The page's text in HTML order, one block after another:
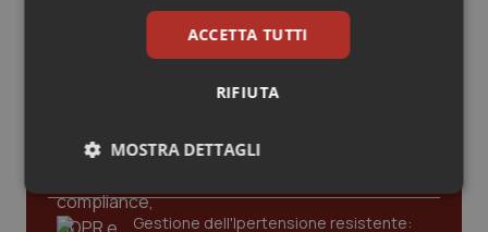
Quotidiano Chirurgia
Quotidiano Oncologia
Quotidiano Pediatria
Rene & patologie urogenitali
Ultime analisi e review da QS Pro
Gestione dell'Ipertensione resistente:
ACCETTA TUTTI
RIFIUTA
MOSTRA DETTAGLI
Necessari Statistici Marketing